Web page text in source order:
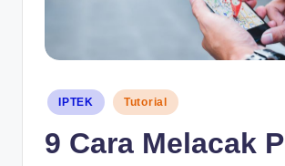
Posted
in
IPTEK Tutorial
9 Cara Melacak